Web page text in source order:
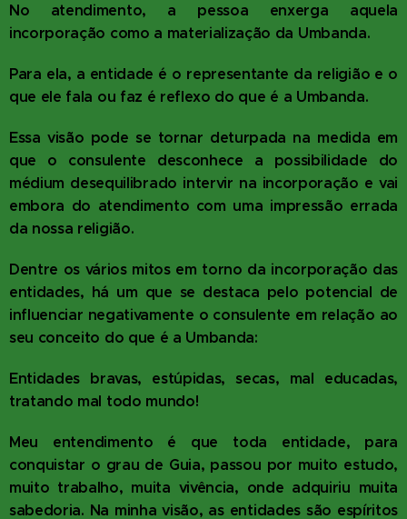
No atendimento, a pessoa enxerga aquela
incorporação como a materialização da Umbanda.
Para ela, a entidade é o representante da religião e o
que ele fala ou faz é reflexo do que é a Umbanda.
Essa visão pode se tornar deturpada na medida em
que o consulente desconhece a possibilidade do
médium desequilibrado intervir na incorporação e vai
embora do atendimento com uma impressão errada
da nossa religião.
Dentre os vários mitos em torno da incorporação das
entidades, há um que se destaca pelo potencial de
influenciar negativamente o consulente em relação ao
seu conceito do que é a Umbanda:
Entidades bravas, estúpidas, secas, mal educadas,
tratando mal todo mundo!
Meu entendimento é que toda entidade, para
conquistar o grau de Guia, passou por muito estudo,
muito trabalho, muita vivência, onde adquiriu muita
sabedoria. Na minha visão, as entidades são espíritos